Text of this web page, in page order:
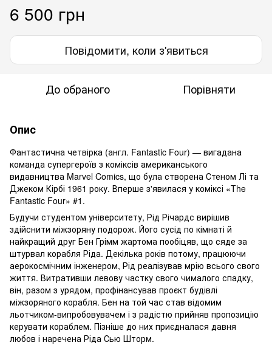
6 500 грн
Повідомити, коли з'явиться
До обраного Порівняти
Опис
Фантастична четвірка (англ. Fantastic Four) — вигадана
команда супергероїв з коміксів американського
видавництва Marvel Comics, що була створена Стеном Лі та
Джеком Кірбі 1961 року. Вперше з'явилася у коміксі «The
Fantastic Four» #1.
Будучи студентом університету, Рід Річардс вирішив
здійснити міжзоряну подорож. Його сусід по кімнаті й
найкращий друг Бен Грімм жартома пообіцяв, що сяде за
штурвал корабля Ріда. Декілька років потому, працюючи
аерокосмічним інженером, Рід реалізував мрію всього свого
життя. Витративши левову частку свого чималого спадку,
він, разом з урядом, профінансував проєкт будівлі
міжзоряного корабля. Бен на той час став відомим
льотчиком-випробовувачем і з радістю прийняв пропозицію
керувати кораблем. Пізніше до них приєдналася давня
любов і наречена Ріда Сью Шторм.